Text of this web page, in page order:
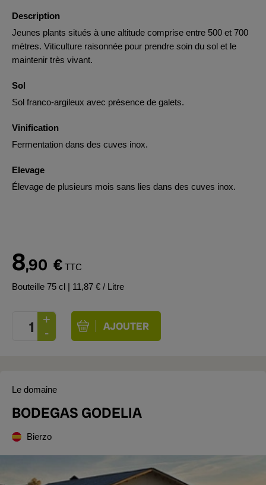
Description
Jeunes plants situés à une altitude comprise entre 500 et 700
mètres. Viticulture raisonnée pour prendre soin du sol et le
maintenir très vivant.
Sol
Sol franco-argileux avec présence de galets.
Vinification
Fermentation dans des cuves inox.
Elevage
Élevage de plusieurs mois sans lies dans des cuves inox.
8,90 € TTC
Bouteille 75 cl | 11,87 € / Litre
Le domaine
BODEGAS GODELIA
Bierzo